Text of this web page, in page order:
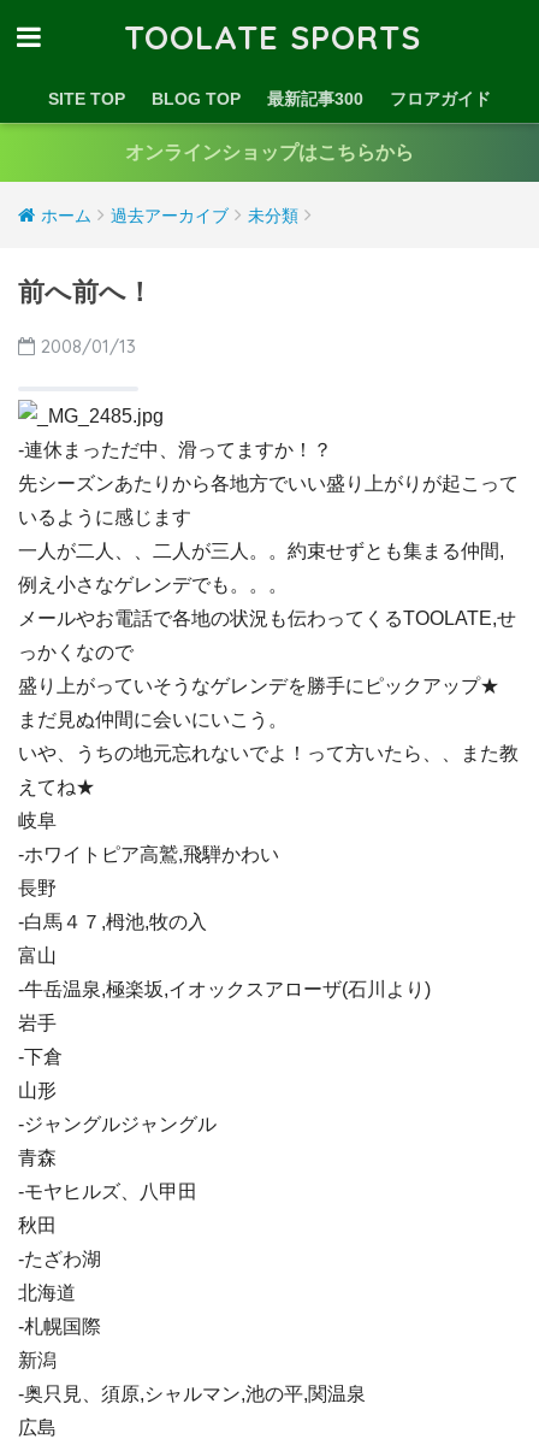
TOOLATE SPORTS
SITE TOP BLOG TOP 最新記事300 フロアガイド
オンラインショップはこちらから
ホーム 過去アーカイブ 未分類
前へ前へ！
2008/01/13
-連休まっただ中、滑ってますか！？
先シーズンあたりから各地方でいい盛り上がりが起こって
いるように感じます
一人が二人、、二人が三人。。約束せずとも集まる仲間,
例え小さなゲレンデでも。。。
メールやお電話で各地の状況も伝わってくるTOOLATE,せ
っかくなので
盛り上がっていそうなゲレンデを勝手にピックアップ★
まだ見ぬ仲間に会いにいこう。
いや、うちの地元忘れないでよ！って方いたら、、また教
えてね★
岐阜
-ホワイトピア高鷲,飛騨かわい
長野
-白馬４７,栂池,牧の入
富山
-牛岳温泉,極楽坂,イオックスアローザ(石川より)
岩手
-下倉
山形
-ジャングルジャングル
青森
-モヤヒルズ、八甲田
秋田
-たざわ湖
北海道
-札幌国際
新潟
-奥只見、須原,シャルマン,池の平,関温泉
広島